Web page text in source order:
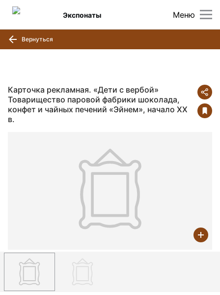
Меню
Экспонаты
Вернуться
Карточка рекламная. «Дети с вербой»
Товарищество паровой фабрики шоколада,
конфет и чайных печений «Эйнем», начало XX
в.